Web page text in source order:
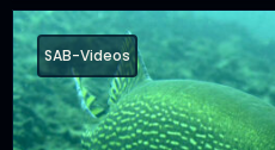
SAB-Videos